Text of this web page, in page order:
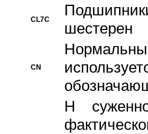
CL7C
шестерен
CN
H